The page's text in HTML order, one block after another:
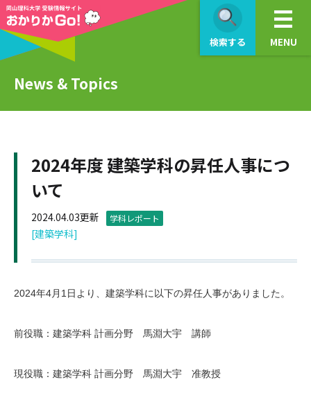
検索する MENU
News & Topics
2024年度 建築学科の昇任人事につ
いて
2024.04.03更新 学科レポート
[建築学科]
2024年4月1日より、建築学科に以下の昇任人事がありました。
前役職：建築学科 計画分野 馬淵大宇 講師
現役職：建築学科 計画分野 馬淵大宇 准教授